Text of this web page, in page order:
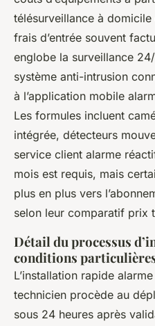
télésurveillance à
frais d’entrée souvent
englobe la surveillance
système anti-intrusion
à l’application mobile
Les formules incluent
intégrée, détecteurs
service client alarme
mois est requis, mais
plus en plus vers
selon leur comparatif prix
Détail du processus
conditions
L’installation rapide
technicien procède au
sous 24 heures après